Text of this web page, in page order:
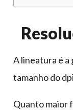
A lineatura é
tamanho do
Quanto maior